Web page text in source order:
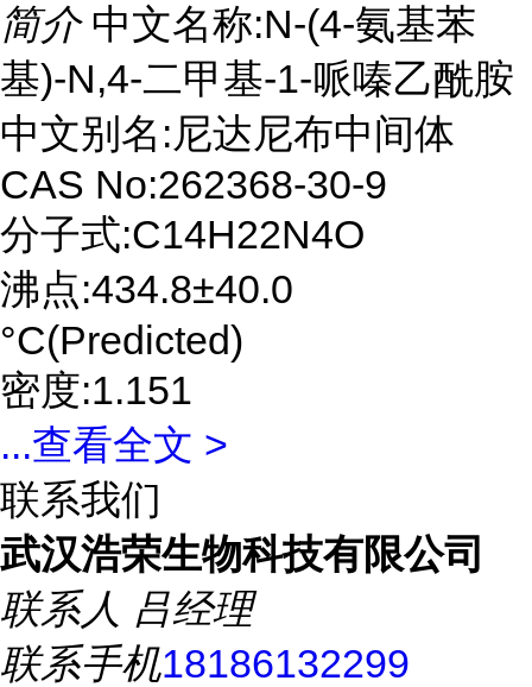
简介 中文名称:N-(4-氨基苯
基)-N,4-二甲基-1-哌嗪乙酰胺
中文别名:尼达尼布中间体
CAS No:262368-30-9
分子式:C14H22N4O
沸点:434.8±40.0
°C(Predicted)
密度:1.151
...查看全文 >
联系我们
武汉浩荣生物科技有限公司
联系人 吕经理
联系手机18186132299